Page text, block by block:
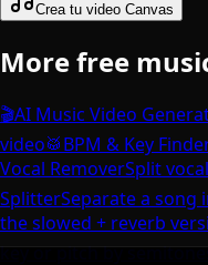
Crea tu video Canvas
More free
🎬AI Music Video
video🥁BPM & Key
Vocal RemoverSplit
SplitterSeparate a song
the slowed + reverb
key or pitch by